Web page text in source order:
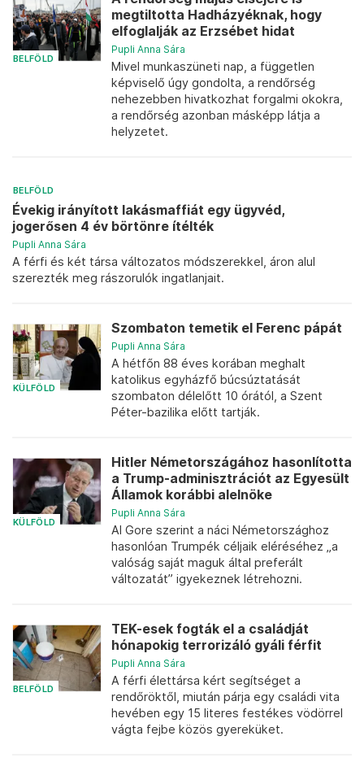
BELFÖLD
megtiltotta Hadházyéknak, hogy
elfoglalják az Erzsébet hidat
Pupli Anna Sára
Mivel munkaszüneti nap, a független
képviselő úgy gondolta, a rendőrség
nehezebben hivatkozhat forgalmi okokra,
a rendőrség azonban másképp látja a
helyzetet.
BELFÖLD
Évekig irányított lakásmaffiát egy ügyvéd,
jogerősen 4 év börtönre ítélték
Pupli Anna Sára
A férfi és két társa változatos módszerekkel, áron alul
szerezték meg rászorulók ingatlanjait.
KÜLFÖLD
Szombaton temetik el Ferenc pápát
Pupli Anna Sára
A hétfőn 88 éves korában meghalt
katolikus egyházfő búcsúztatását
szombaton délelőtt 10 órától, a Szent
Péter-bazilika előtt tartják.
KÜLFÖLD
Hitler Németországához hasonlította
a Trump-adminisztrációt az Egyesült
Államok korábbi alelnöke
Pupli Anna Sára
Al Gore szerint a náci Németországhoz
hasonlóan Trumpék céljaik eléréséhez „a
valóság saját maguk által preferált
változatát” igyekeznek létrehozni.
BELFÖLD
TEK-esek fogták el a családját
hónapokig terrorizáló gyáli férfit
Pupli Anna Sára
A férfi élettársa kért segítséget a
rendőröktől, miután párja egy családi vita
hevében egy 15 literes festékes vödörrel
vágta fejbe közös gyereküket.